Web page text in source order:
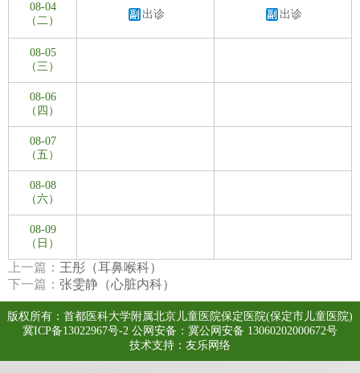
图书馆 大医电子图书阅览系统 知网数据库 UpToDate临床顾问
医患交流
08-04
（二）
出诊 出诊
08-05
（三）
08-06
（四）
08-07
（五）
08-08
（六）
08-09
（日）
上一篇： 王彤（耳鼻喉科）
下一篇： 张雯静（心脏内科）
版权所有：首都医科大学附属北京儿童医院保定医院(保定市儿童医院)
冀ICP备13022967号-2 公网安备：冀公网安备 13060202000672号
技术支持： 友乐网络